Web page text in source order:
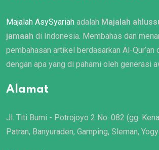
Majalah AsySyariah adalah Majalah
jamaah di Indonesia. Membahas dan
pembahasan artikel berdasarkan Al-Qur’an
dengan apa yang di pahami oleh generasi
Alamat
Jl. Titi Bumi - Potrojoyo 2 No. 082 (gg.
Patran, Banyuraden, Gamping, Sleman,